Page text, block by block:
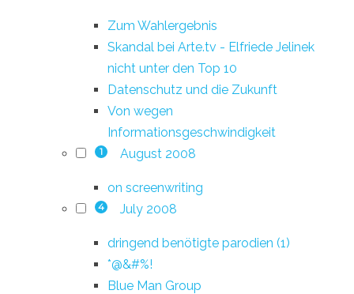
Zum Wahlergebnis
Skandal bei Arte.tv - Elfriede Jelinek
nicht unter den Top 10
Datenschutz und die Zukunft
Von wegen
Informationsgeschwindigkeit
1 August 2008
on screenwriting
4 July 2008
dringend benötigte parodien (1)
*@&#%!
Blue Man Group